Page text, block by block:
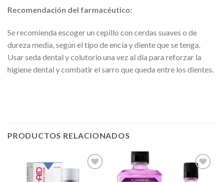
Recomendación del farmacéutico:
Se recomienda escoger un cepillo con cerdas suaves o de
dureza media, según el tipo de encía y diente que se tenga.
Usar seda dental y colutorio una vez al día para reforzar la
higiene dental y combatir el sarro que queda entre los dientes.
PRODUCTOS RELACIONADOS